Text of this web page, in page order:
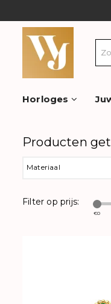
Horloges
Producten
Materiaal
Filter op prijs:
€0